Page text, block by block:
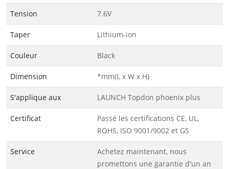
Tension 7.6V
Taper Lithium-ion
Couleur Black
Dimension *mm(L x W x H)
S'applique aux LAUNCH Topdon phoenix plus
Certificat
Passé les certifications CE, UL,
ROHS, ISO 9001/9002 et GS
Service
Achetez maintenant, nous
promettons une garantie d'un an